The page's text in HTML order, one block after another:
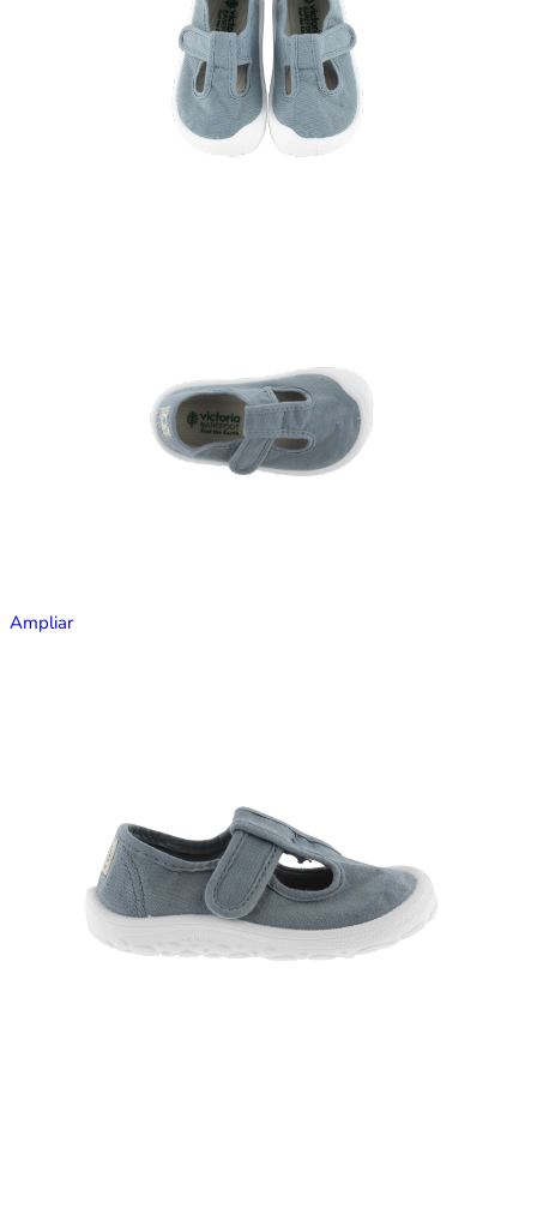
Ampliar